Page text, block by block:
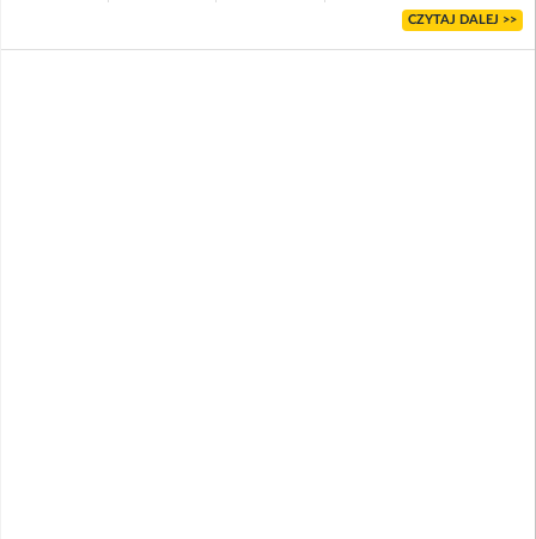
CZYTAJ DALEJ >>